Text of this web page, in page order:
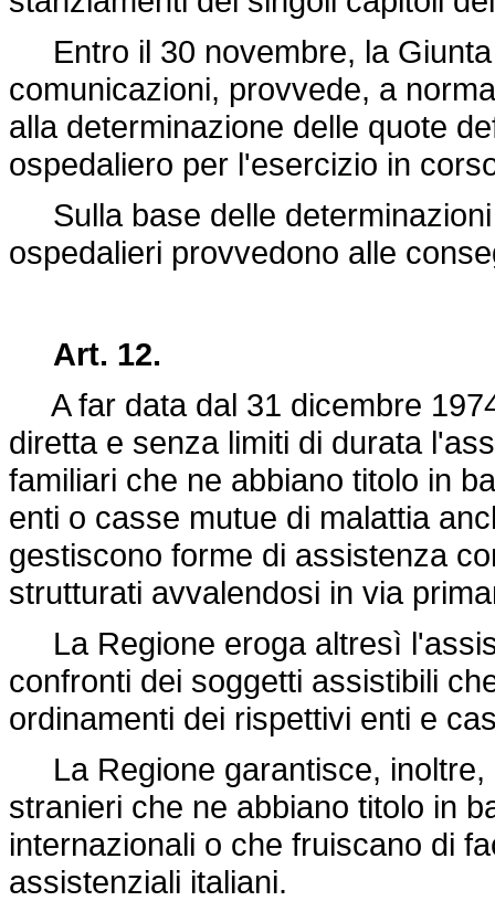
Entro il 30 novembre, la Giunta
comunicazioni, provvede, a
alla determinazione delle quote
ospedaliero per l'esercizio in
Sulla base delle
ospedalieri provvedono alle
Art. 12.
A far data dal 31 dicembre
diretta e senza limiti di durata
familiari che ne abbiano titolo in
enti o casse mutue di malattia
gestiscono forme di assistenza
strutturati avvalendosi in via
La Regione eroga altresì
confronti dei soggetti assistibili
ordinamenti dei rispettivi enti e
La Regione garantisce, inoltre,
stranieri che ne abbiano titolo in
internazionali o che fruiscano di
assistenziali italiani.